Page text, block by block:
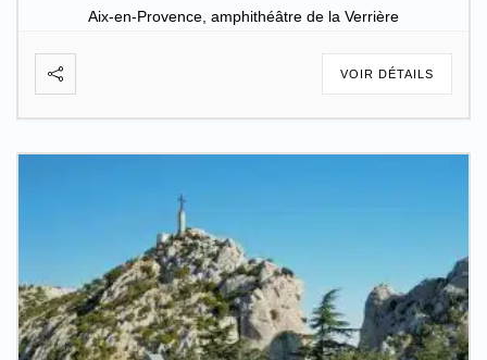
Aix-en-Provence, amphithéâtre de la Verrière
VOIR DÉTAILS